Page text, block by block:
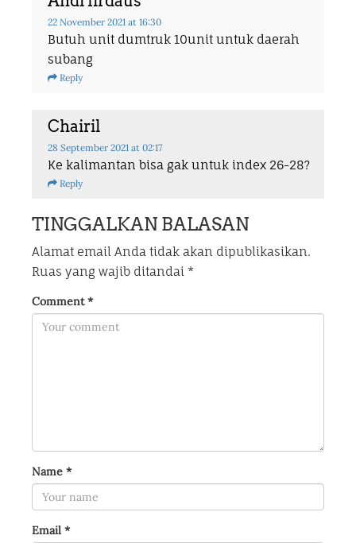
22 November 2021 at 16:30
Butuh unit dumtruk 10unit untuk daerah
subang
Reply
Chairil
28 September 2021 at 02:17
Ke kalimantan bisa gak untuk index 26-28?
Reply
TINGGALKAN BALASAN
Alamat email Anda tidak akan dipublikasikan.
Ruas yang wajib ditandai *
Comment*
Name *
Email *